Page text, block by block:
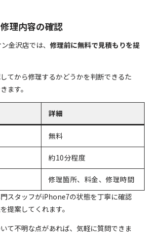
理内容の確認
金沢店では、 修理前に無料で見積もりを提
てから修理するかどうかを判断できるた
ます。
詳細
無料
約10分程度
修理箇所、料金、修理時間
スタッフがiPhone7の状態を丁寧に確認
提案してくれます。
て不明な点があれば、気軽に質問できま